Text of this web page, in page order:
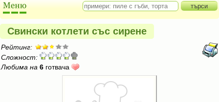
Свински котлети със сирене
Рейтинг:
Сложност:
Любима на 6 готвача